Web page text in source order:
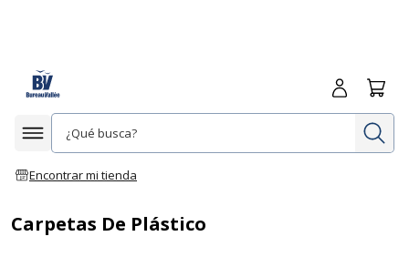
Afficher la navigation
Encontrar mi tienda
Iniciar
Carpetas De Plástico